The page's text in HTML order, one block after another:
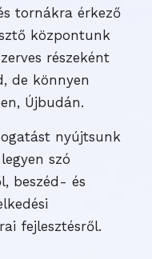
tornákra érkező
központunk
részeként
de könnyen
Újbudán.
nyújtsunk
szó
beszéd- és
fejlesztésről.